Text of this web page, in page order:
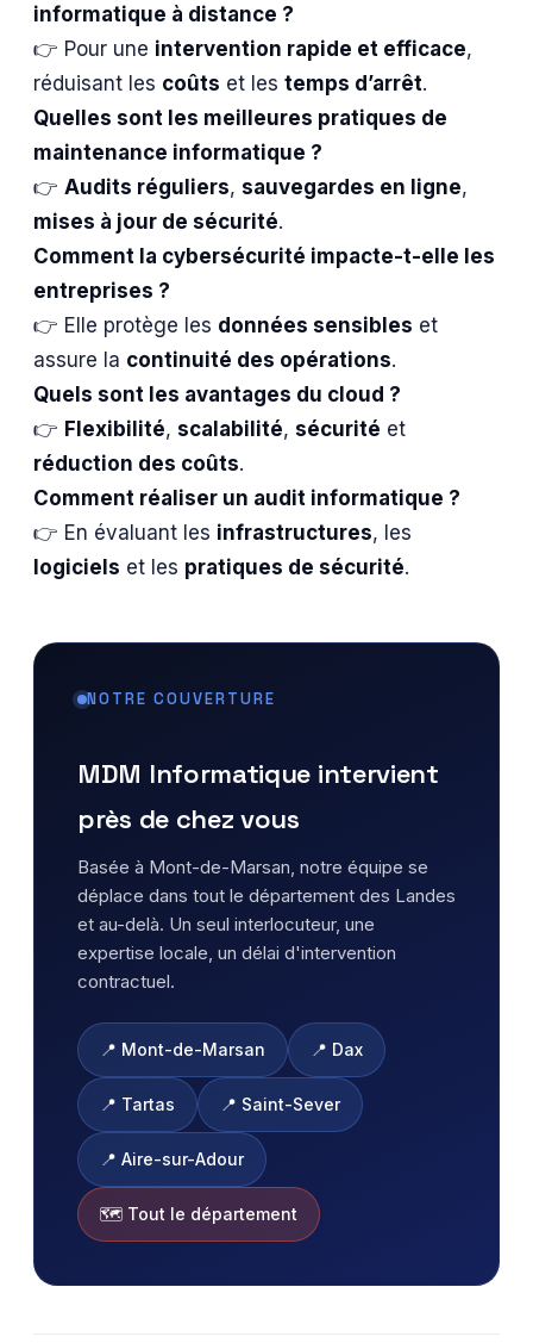
informatique à distance ?
👉 Pour une intervention rapide et efficace,
réduisant les coûts et les temps d’arrêt.
Quelles sont les meilleures pratiques de
maintenance informatique ?
👉 Audits réguliers, sauvegardes en ligne,
mises à jour de sécurité.
Comment la cybersécurité impacte-t-elle les
entreprises ?
👉 Elle protège les données sensibles et
assure la continuité des opérations.
Quels sont les avantages du cloud ?
👉 Flexibilité, scalabilité, sécurité et
réduction des coûts.
Comment réaliser un audit informatique ?
👉 En évaluant les infrastructures, les
logiciels et les pratiques de sécurité.
NOTRE COUVERTURE
MDM Informatique intervient
près de chez vous
Basée à Mont-de-Marsan, notre équipe se
déplace dans tout le département des Landes
et au-delà. Un seul interlocuteur, une
expertise locale, un délai d'intervention
contractuel.
📍 Mont-de-Marsan 📍 Dax
📍 Tartas 📍 Saint-Sever
📍 Aire-sur-Adour
🗺️ Tout le département